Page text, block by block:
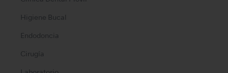
Higiene Bucal
Endodoncia
Cirugía